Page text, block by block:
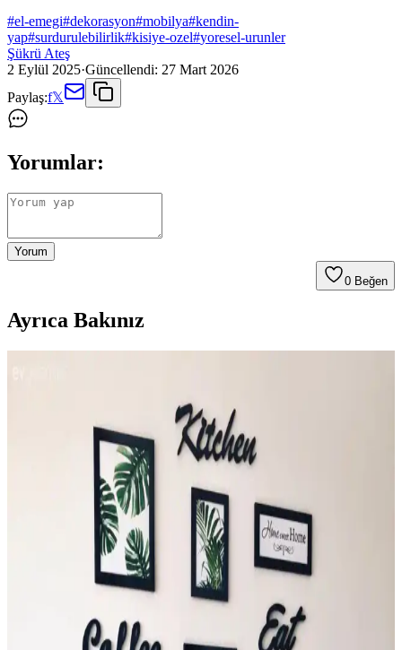
#el-emegi#dekorasyon#mobilya#kendin-
yap#surdurulebilirlik#kisiye-ozel#yoresel-urunler
Şükrü Ateş
2 Eylül 2025·Güncellendi: 27 Mart 2026
Paylaş:f𝕏
Yorumlar:
Yorum
0 Beğen
Ayrıca Bakınız
Kara.Shome'un el yapımı rafya duvar süsü, doğal malzemeleri ve
bohem tarzıyla yaşam alanlarına sıcaklık katıyor, dayanıklı ve şık
dekoratif seçenek sunuyor.
Sultan Çini El Emeği 30 cm Altın Yalızlı Dekoratif
El emeğiyle hazırlanan 30 cm çapındaki Sultan Çini duvar saati,
geleneksel tekniklerle modern tasarımı bir araya getirerek şıklık ve
özgünlük sunar.
El Yapımı Bardak Altlıklarıyla Ev ve Ofis
Dekorasyonunda Zarif Dokunuşlar